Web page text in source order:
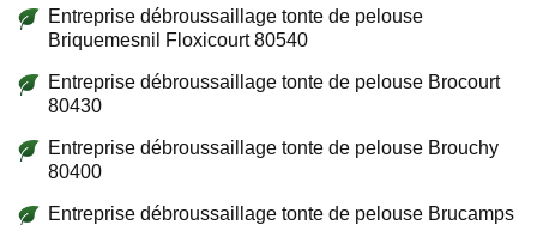
Entreprise débroussaillage tonte de pelouse
Briquemesnil Floxicourt 80540
Entreprise débroussaillage tonte de pelouse Brocourt
80430
Entreprise débroussaillage tonte de pelouse Brouchy
80400
Entreprise débroussaillage tonte de pelouse Brucamps